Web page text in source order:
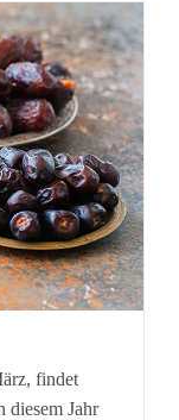
findet
diesem Jahr